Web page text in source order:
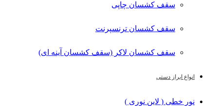
سقف کشسان چاپی
سقف کشسان ترنسپرنت
سقف کشسان لاکر (سقف کشسان آینه ای)
انواع ابراز دستی
نور خطی ( لاین نوری )